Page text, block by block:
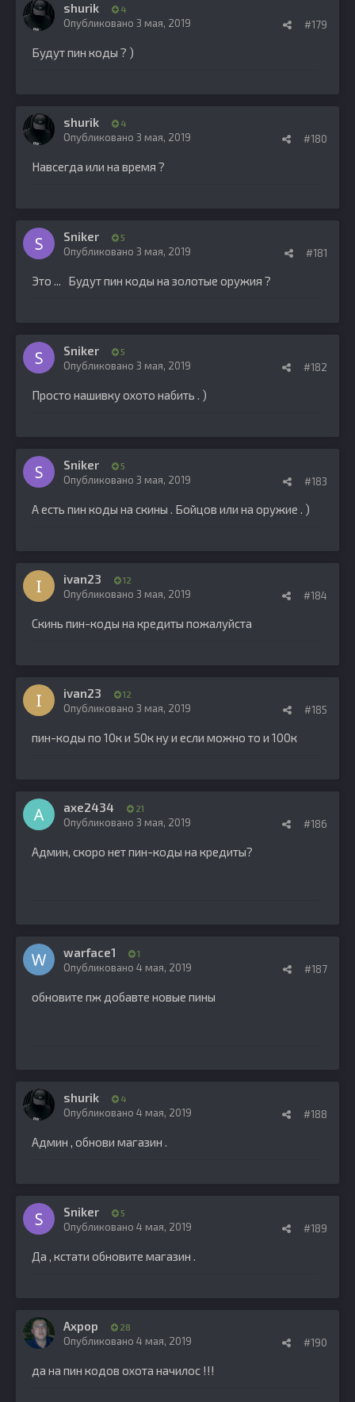
shurik 4
#179
Опубликовано 3 мая, 2019
Будут пин коды ? )
shurik 4
#180
Опубликовано 3 мая, 2019
Навсегда или на время ?
Sniker 5
#181
Опубликовано 3 мая, 2019
Это ... Будут пин коды на золотые оружия ?
Sniker 5
#182
Опубликовано 3 мая, 2019
Просто нашивку охото набить . )
Sniker 5
#183
Опубликовано 3 мая, 2019
А есть пин коды на скины . Бойцов или на оружие . )
ivan23 12
#184
Опубликовано 3 мая, 2019
Скинь пин-коды на кредиты пожалуйста
ivan23 12
#185
Опубликовано 3 мая, 2019
пин-коды по 10к и 50к ну и если можно то и 100к
axe2434 21
#186
Опубликовано 3 мая, 2019
Админ, скоро нет пин-коды на кредиты?
warface1 1
#187
Опубликовано 4 мая, 2019
обновите пж добавте новые пины
shurik 4
#188
Опубликовано 4 мая, 2019
Админ , обнови магазин .
Sniker 5
#189
Опубликовано 4 мая, 2019
Да , кстати обновите магазин .
Ахрор 28
#190
Опубликовано 4 мая, 2019
да на пин кодов охота начилос !!!